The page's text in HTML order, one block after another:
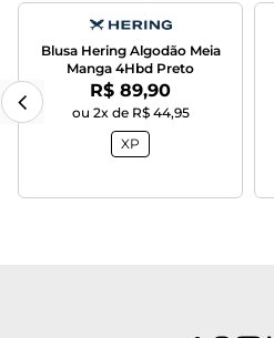
Blusa Hering Algodão Meia
Manga 4Hbd Preto
Por:
R$ 89,90
ou 2x de R$ 44,95
XP